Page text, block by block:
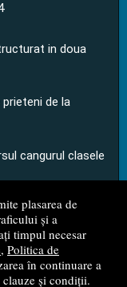
plasarea de
și a
timpul necesar
, Politica de
în continuare a
și condiții.
in doua
de la
cangurul clasele
S.R.L.
Soft